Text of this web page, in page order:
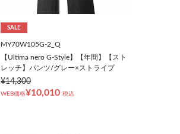
SALE
MY70W105G-2_Q
【Ultima nero G-Style】【年間】【スト
レッチ】パンツ/グレー×ストライプ
¥14,300
WEB価格¥10,010 税込